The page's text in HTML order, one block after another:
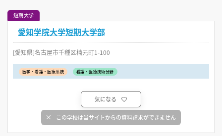
短期大学
愛知学院大学短期大学部
[愛知県]名古屋市千種区楠元町1-100
医学・看護・医療系統 看護・医療技術分野
気になる
この学校は当サイトからの資料請求ができません